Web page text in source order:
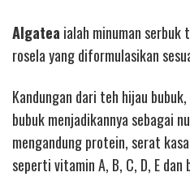
Algatea ialah minuman serbuk
rosela yang diformulasikan
Kandungan dari teh hijau
bubuk menjadikannya sebagai
mengandung protein, serat
seperti vitamin A, B, C, D, E